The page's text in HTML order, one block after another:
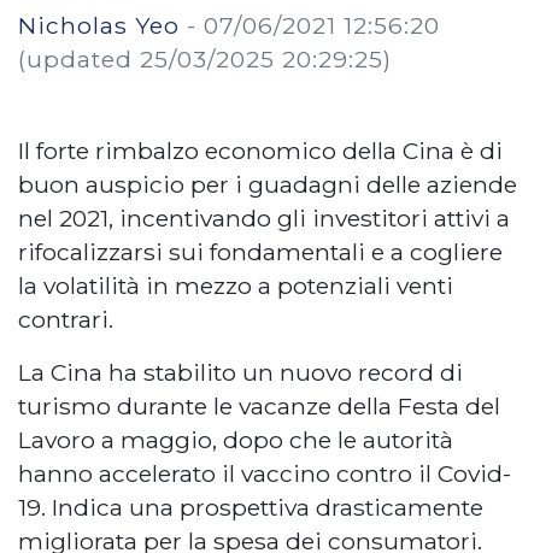
Nicholas Yeo - 07/06/2021 12:56:20
(updated 25/03/2025 20:29:25)
Il forte rimbalzo economico della Cina è di
buon auspicio per i guadagni delle aziende
nel 2021, incentivando gli investitori attivi a
rifocalizzarsi sui fondamentali e a cogliere
la volatilità in mezzo a potenziali venti
contrari.
La Cina ha stabilito un nuovo record di
turismo durante le vacanze della Festa del
Lavoro a maggio, dopo che le autorità
hanno accelerato il vaccino contro il Covid-
19. Indica una prospettiva drasticamente
migliorata per la spesa dei consumatori.